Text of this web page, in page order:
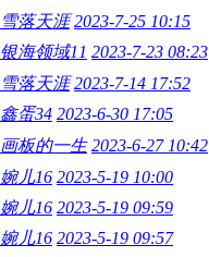
雪落天涯 2023-7-25 10:15
银海领域11 2023-7-23 08:23
雪落天涯 2023-7-14 17:52
鑫蛋34 2023-6-30 17:05
画板的一生 2023-6-27 10:42
婉儿16 2023-5-19 10:00
婉儿16 2023-5-19 09:59
婉儿16 2023-5-19 09:57